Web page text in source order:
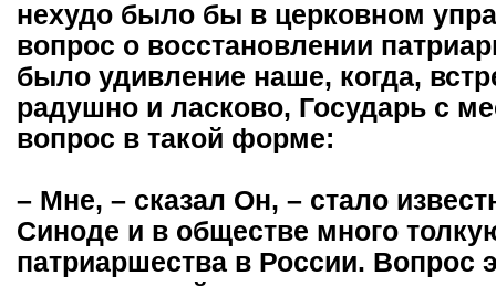
нехудо было бы в церковном
вопрос о восстановлении
было удивление наше, когда,
радушно и ласково, Государь с
вопрос в такой форме:
– Мне, – сказал Он, – стало
Синоде и в обществе много
патриаршества в России. Вопрос